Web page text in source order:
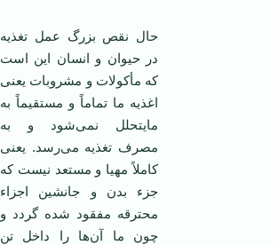
حال نقص بزرگ عمل تغذیه
در حیوان و انسان این است
که مأکولات و مشروبات یعنی
اغذیه ما تماماً و مستقیماً به
مایتحلل نمی‌شود و به
مصرف تغذیه می‌رسد. یعنی
کاملاً مهیا و مستعد نیست که
جزء بدن و جانشین اجزاء
محترقه مفقود شده گردد و
چون ما آن‌ها را داخل تن